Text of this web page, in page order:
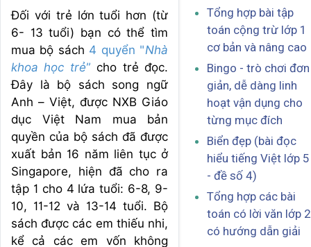
Đối với trẻ lớn tuổi hơn (từ
6- 13 tuổi) bạn có thể tìm
mua bộ sách 4 quyển "Nhà
khoa học trẻ”cho trẻ đọc.
Đây là bộ sách song ngữ
Anh – Việt, được NXB Giáo
dục Việt Nam mua bản
quyền của bộ sách đã được
xuất bản 16 năm liên tục ở
Singapore, hiện đã cho ra
tập 1 cho 4 lứa tuổi: 6-8, 9-
10, 11-12 và 13-14 tuổi. Bộ
sách được các em thiếu nhi,
kể cả các em vốn không
Tổng hợp bài tập
toán cộng trừ lớp 1
cơ bản và nâng cao
Bingo - trò chơi đơn
giản, dễ dàng linh
hoạt vận dụng cho
từng mục đích
Biển đẹp (bài đọc
hiểu tiếng Việt lớp 5
- đề số 4)
Tổng hợp các bài
toán có lời văn lớp 2
có hướng dẫn giải